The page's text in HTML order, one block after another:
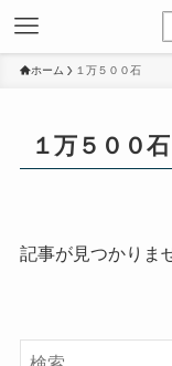
ホーム １万５００石
１万５００石
記事が見つかりま